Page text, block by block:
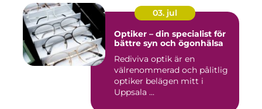
03. jul
Optiker – din specialist för
bättre syn och ögonhälsa
Rediviva optik är en
välrenommerad och pålitlig
optiker belägen mitt i
Uppsala ...